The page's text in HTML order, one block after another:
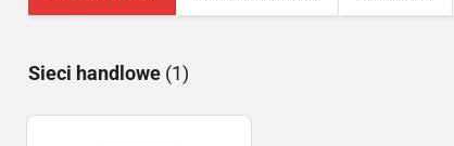
Sieci handlowe (1)